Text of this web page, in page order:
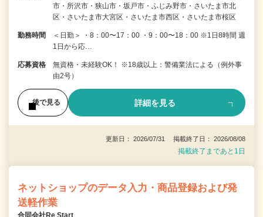
市・所沢市・狭山市・坂戸市・ふじみ野市・さいたま市北
区・さいたま市大宮区・さいたま市西区・さいたま市桜区
勤務時間
＜日勤＞ ・8：00〜17：00 ・9：00〜18：00 ※1日8時間 週
1日から応…
応募資格
無資格・未経験OK！ ※18歳以上：警備業法による（例外事
由2号）
後で見る 詳細を見る
更新日： 2026/07/31 掲載終了日： 2026/08/08
掲載終了まであと1日
ネットショップのデータ入力・商品登録および発
送軽作業
合同会社Re Start